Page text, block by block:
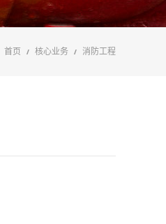
首页 核心业务 消防工程